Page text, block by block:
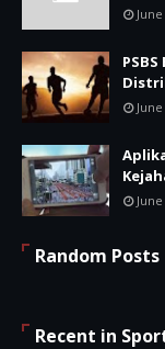
Random Posts
Recent in